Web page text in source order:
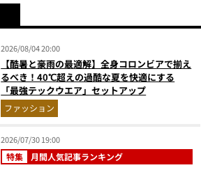
2026/08/04 20:00
【酷暑と豪雨の最適解】全身コロンビアで揃え
るべき！40℃超えの過酷な夏を快適にする
「最強テックウエア」セットアップ
ファッション
2026/07/30 19:00
特集 月間人気記事ランキング